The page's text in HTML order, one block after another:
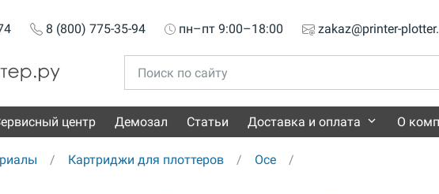
8 (800) 775-35-94 пн–пт 9:00–18:00 zakaz@printer-
центр Демозал Статьи Доставка и оплата О
Картриджи для плоттеров Oce